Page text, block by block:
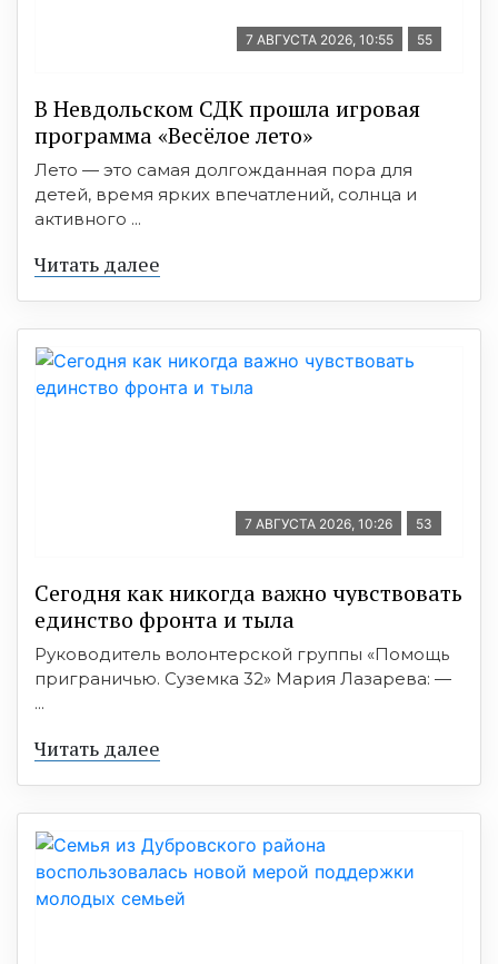
7 АВГУСТА 2026, 10:55 55
В Невдольском СДК прошла игровая
программа «Весёлое лето»
Лето — это самая долгожданная пора для
детей, время ярких впечатлений, солнца и
активного ...
Читать далее
7 АВГУСТА 2026, 10:26 53
Сегодня как никогда важно чувствовать
единство фронта и тыла
Руководитель волонтерской группы «Помощь
приграничью. Суземка 32» Мария Лазарева: —
...
Читать далее